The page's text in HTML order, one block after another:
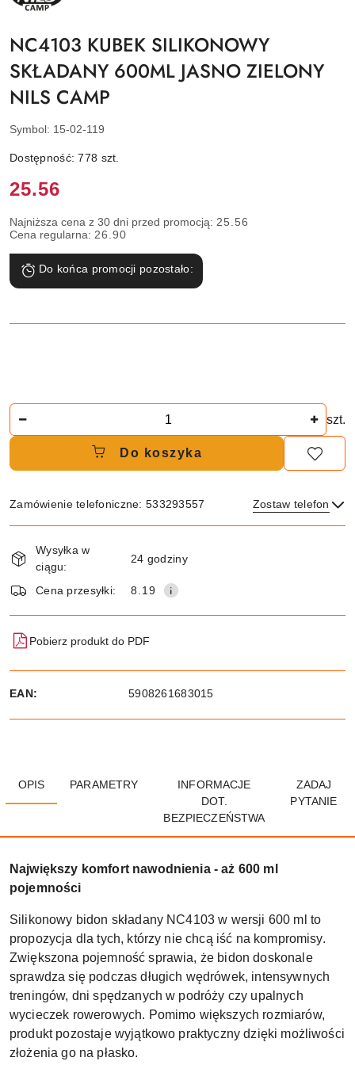
NILS
NC4103 KUBEK SILIKONOWY
SKŁADANY 600ML JASNO ZIELONY
NILS CAMP
Symbol: 15-02-119
Dostępność:778 szt.
Cena:
25.56
Najniższa cena z 30 dni przed promocją: 25.56
Cena regularna: 26.90
Do końca promocji pozostało:
szt.
Do koszyka
Zamówienie telefoniczne: 533293557 Zostaw telefon
i
dostawa
Wysyłka w
ciągu:
24 godziny
Cena przesyłki: 8.19
Pobierz produkt do PDF
EAN: 5908261683015
OPIS PARAMETRY
INFORMACJE
DOT.
BEZPIECZEŃSTWA
ZADAJ
PYTANIE
Największy komfort nawodnienia - aż 600 ml
pojemności
Silikonowy bidon składany NC4103 w wersji 600 ml to
propozycja dla tych, którzy nie chcą iść na kompromisy.
Zwiększona pojemność sprawia, że bidon doskonale
sprawdza się podczas długich wędrówek, intensywnych
treningów, dni spędzanych w podróży czy upalnych
wycieczek rowerowych. Pomimo większych rozmiarów,
produkt pozostaje wyjątkowo praktyczny dzięki możliwości
złożenia go na płasko.